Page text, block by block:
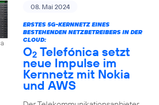
08. Mai 2024
ERSTES 5G-KERNNETZ EINES
BESTEHENDEN NETZBETREIBERS IN DER
CLOUD:
O2 Telefónica setzt
neue Impulse im
Kernnetz mit Nokia
und AWS